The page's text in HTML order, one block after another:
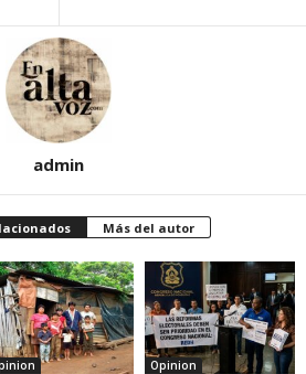
admin
Más del autor
Opinion